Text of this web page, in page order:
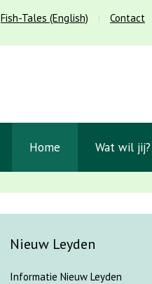
Fish-Tales (English) Contact
Home Wat wil jij?
Nieuw Leyden
Informatie Nieuw Leyden